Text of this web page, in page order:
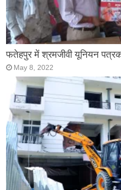
फतेहपुर में श्रमजीवी यूनियन
May 8, 2022